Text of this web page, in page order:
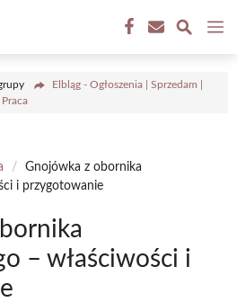
Elbląg - Ogłoszenia | Sprzedam |
/
Gnojówka z obornika
i przygotowanie
– właściwości i